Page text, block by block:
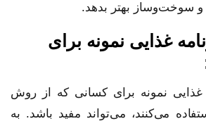
و سوخت‌وساز بهتر بدهد.
غذایی نمونه برای
غذایی نمونه برای کسانی که از روش
۱۶/۸ استفاده می‌کنند، می‌تواند مفید باشد. به